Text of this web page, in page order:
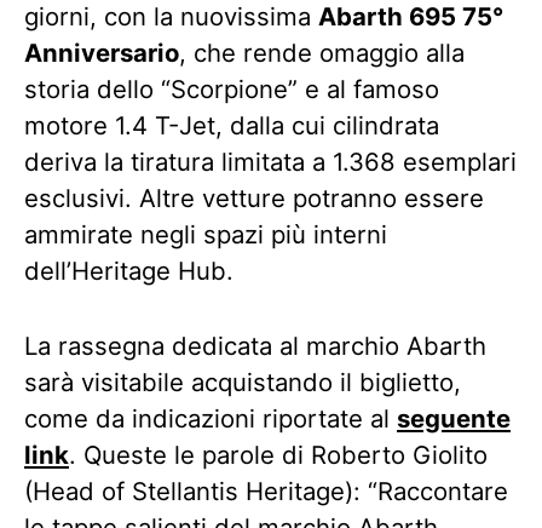
giorni, con la nuovissima Abarth 695 75°
Anniversario, che rende omaggio alla
storia dello “Scorpione” e al famoso
motore 1.4 T-Jet, dalla cui cilindrata
deriva la tiratura limitata a 1.368 esemplari
esclusivi. Altre vetture potranno essere
ammirate negli spazi più interni
dell’Heritage Hub.
La rassegna dedicata al marchio Abarth
sarà visitabile acquistando il biglietto,
come da indicazioni riportate al seguente
link. Queste le parole di Roberto Giolito
(Head of Stellantis Heritage): “Raccontare